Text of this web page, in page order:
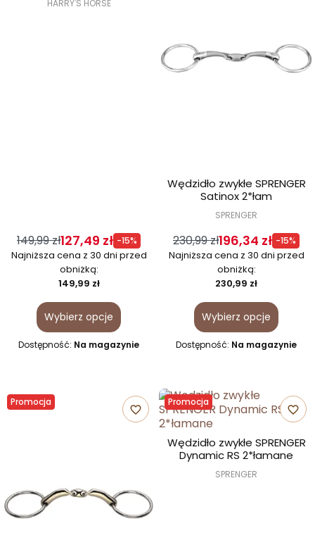
HARRY'S HORSE
149,99 zł127,49 zł -15%
Najniższa cena z 30 dni przed
obniżką:
149,99 zł
Wybierz opcje
Dostępność: Na magazynie
Wędzidło zwykłe SPRENGER
Satinox 2*łam
SPRENGER
230,99 zł196,34 zł -15%
Najniższa cena z 30 dni przed
obniżką:
230,99 zł
Wybierz opcje
Dostępność: Na magazynie
Promocja
favorite_border
Promocja
favorite_border
Wędzidło zwykłe SPRENGER
Dynamic RS 2*łamane
SPRENGER